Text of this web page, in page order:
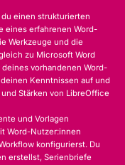
einen strukturierten
eines erfahrenen Word-
Werkzeuge und die
zu Microsoft Word
vorhandenen Word-
Kenntnissen auf und
Stärken von LibreOffice
und Vorlagen
Word-Nutzer:innen
konfigurierst. Du
erstellst, Serienbriefe